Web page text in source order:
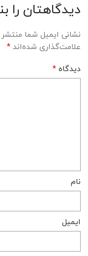
دیدگاهتان را
نشانی ایمیل شما
علامت‌گذاری شده‌اند *
دیدگاه *
نام
ایمیل